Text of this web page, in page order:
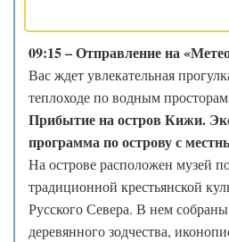
09:15 – Отправление на
Вас ждет увлекательная
теплоходе по водным
Прибытие на остров Кижи.
программа по острову с
На острове расположен музей
традиционной крестьянской
Русского Севера. В нем
деревянного зодчества,